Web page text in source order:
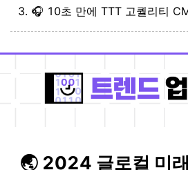
🎧 10초 만에 TTT 고퀄리티
🌏 2024 글로컬 미